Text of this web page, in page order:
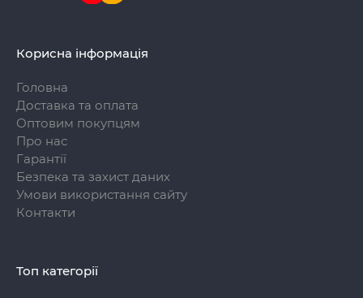
Корисна інформація
Головна
Доставка та оплата
Оптовим покупцям
Про нас
Гарантії
Безпека та захист даних
Умови використання сайту
Контакти
Топ категорії